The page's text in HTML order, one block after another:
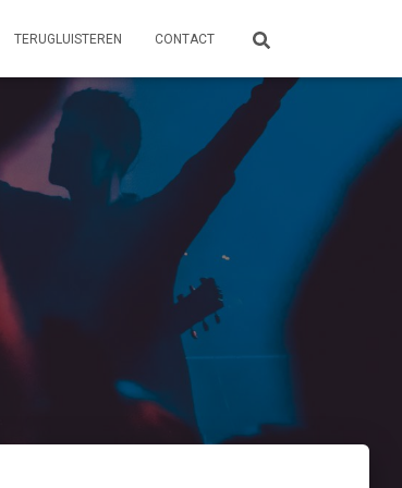
TERUGLUISTEREN CONTACT